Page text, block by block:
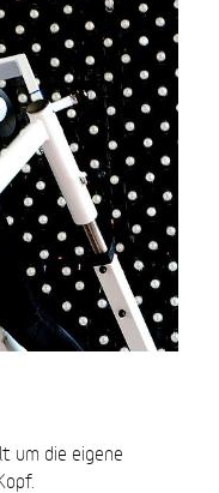
um die eigene